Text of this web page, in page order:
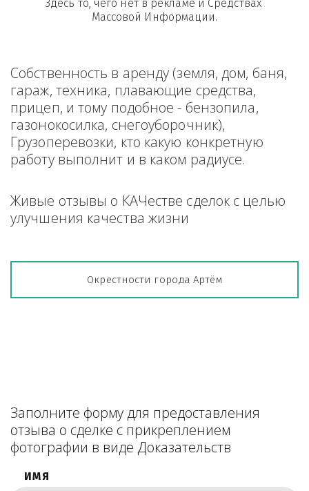
Здесь то, чего нет в рекламе и Средствах
Массовой Информации.
Собственность в аренду (земля, дом, баня,
гараж, техника, плавающие средства,
прицеп, и тому подобное - бензопила,
газонокосилка, снегоуборочник),
Грузоперевозки, кто какую конкретную
работу выполнит и в каком радиусе.
Живые отзывы о КАЧестве сделок с целью
улучшения качества жизни
Окрестности города Артём
Заполните форму для предоставления
отзыва о сделке с прикреплением
фотографии в виде Доказательств
ИМЯ